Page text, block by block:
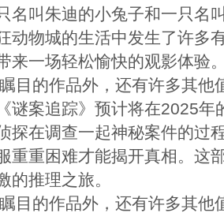
名叫朱迪的小兔子和一只名
动物城的生活中发生了许多
来一场轻松愉快的观影体验
目的作品外，还有许多其他
谜案追踪》预计将在2025年
探在调查一起神秘案件的过
重重困难才能揭开真相。这
的推理之旅。
目的作品外，还有许多其他